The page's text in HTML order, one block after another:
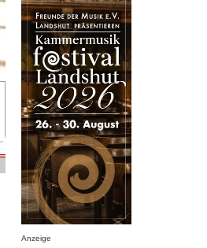
Anzeige